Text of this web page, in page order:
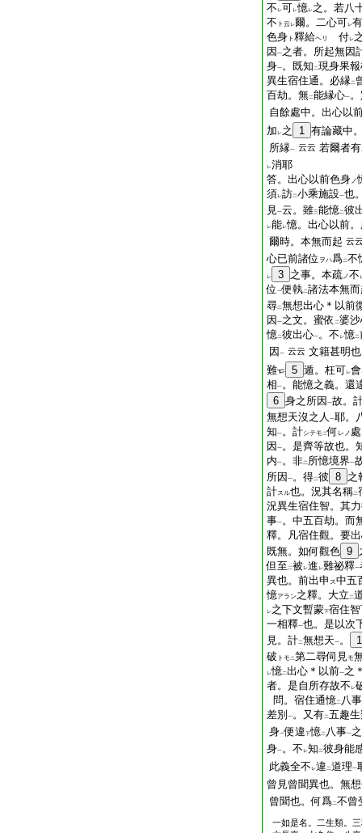
不 レ可レ憶レ之。若八
不 ト云レ爾。二心可レ
色身 ト 釋給ヘリ 付レ
因 一之者。所起無因
身一。既知 二現身果
異生宿住通。必縁二
百劫。無二能縁心一
自餘處中。出心以
加 レ之 1 有論藏中
所縁一 云云 若爾者有
レ消耶
答。出心以前色身ノ
須レ訪二小乘施設一也
見一云。雖三能憶二彼
レ能レ憶。出心以前
爾時。本無而起 云
心已前諸位 ヲハ爲二不
レ 3 之事。本疏ノ不
位 一便執二諸法本無
尋二無想出心＊以前
因 一之文。蜜依 二婆
憶二彼出心一。不 レ憶二
因 一 云云 文籍甚明
難
5 遁。枉可レ會
相一。能憶之義。還
6 身之所因 一故。
無想天沒之人 一耶。
知一。計シテモ二何 レノ 處
因 一。是齊等故也。
内一。非二 所憶境界一
所因 一。得二彼 8 之
計スル也。況其名稱二
況異生宿住智。其
事一。中五百劫。而
釋。凡宿住觀。要
既無。如何觀色 9
但至 二被 レ進 レ難祕釋一
異也。前出申 ス中五
憶アラン之釋。大立 二
レ之下文暫蒙下宿住
一相釋一也。是以次
見。計二無想天一。
破 トモ二第二尋伺見モ
レ憶二出心＊以前一之
者。是自所存故不 レ
問。宿住通憶二 八事
差別 一。又有二五趣
身一便違下憶二 八事一
身一。不 レ知 二彼身能
此義全不 レ違 二道理一
曾見曾聞異也。無
曾聞也。何爲二不曾
一如是名。二生類。